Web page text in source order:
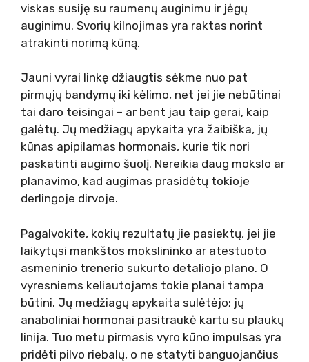
viskas susiję su raumenų auginimu ir jėgų
auginimu. Svorių kilnojimas yra raktas norint
atrakinti norimą kūną.
Jauni vyrai linkę džiaugtis sėkme nuo pat
pirmųjų bandymų iki kėlimo, net jei jie nebūtinai
tai daro teisingai – ar bent jau taip gerai, kaip
galėtų. Jų medžiagų apykaita yra žaibiška, jų
kūnas apipilamas hormonais, kurie tik nori
paskatinti augimo šuolį. Nereikia daug mokslo ar
planavimo, kad augimas prasidėtų tokioje
derlingoje dirvoje.
Pagalvokite, kokių rezultatų jie pasiektų, jei jie
laikytųsi mankštos mokslininko ar atestuoto
asmeninio trenerio sukurto detaliojo plano. O
vyresniems keliautojams tokie planai tampa
būtini. Jų medžiagų apykaita sulėtėjo; jų
anaboliniai hormonai pasitraukė kartu su plaukų
linija. Tuo metu pirmasis vyro kūno impulsas yra
pridėti pilvo riebalų, o ne statyti banguojančius